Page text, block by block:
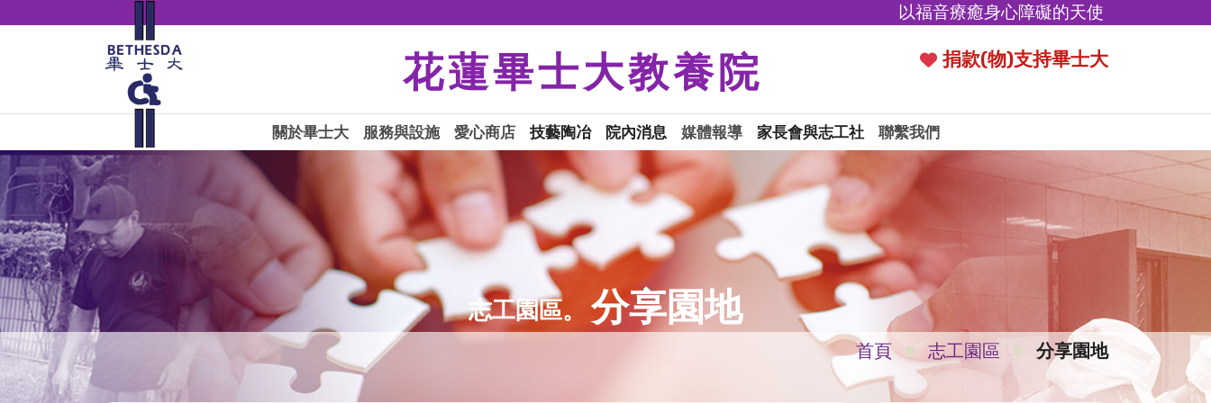
以福音療癒身心障礙的天使
花蓮畢士大教養院 捐款(物)支持畢士大
關於畢士大 服務與設施 愛心商店 技藝陶冶 院內消息 媒體報導 家長會與志工社 聯繫我們
志工園區。 分享園地
首頁 志工園區 分享園地